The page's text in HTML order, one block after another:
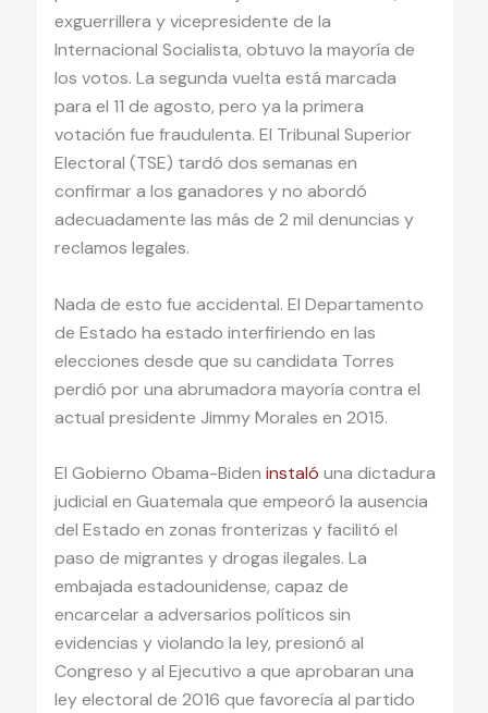
exguerrillera y vicepresidente de la
Internacional Socialista, obtuvo la mayoría de
los votos. La segunda vuelta está marcada
para el 11 de agosto, pero ya la primera
votación fue fraudulenta. El Tribunal Superior
Electoral (TSE) tardó dos semanas en
confirmar a los ganadores y no abordó
adecuadamente las más de 2 mil denuncias y
reclamos legales.
Nada de esto fue accidental. El Departamento
de Estado ha estado interfiriendo en las
elecciones desde que su candidata Torres
perdió por una abrumadora mayoría contra el
actual presidente Jimmy Morales en 2015.
El Gobierno Obama-Biden instaló una dictadura
judicial en Guatemala que empeoró la ausencia
del Estado en zonas fronterizas y facilitó el
paso de migrantes y drogas ilegales. La
embajada estadounidense, capaz de
encarcelar a adversarios políticos sin
evidencias y violando la ley, presionó al
Congreso y al Ejecutivo a que aprobaran una
ley electoral de 2016 que favorecía al partido